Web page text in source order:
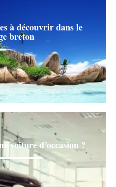
à découvrir dans le
breton
voiture d’occasion ?